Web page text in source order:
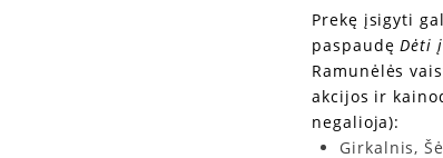
Prekę įsigyti
paspaudęDėti
Ramunėlės
akcijos ir
negalioja):
Girkalnis,